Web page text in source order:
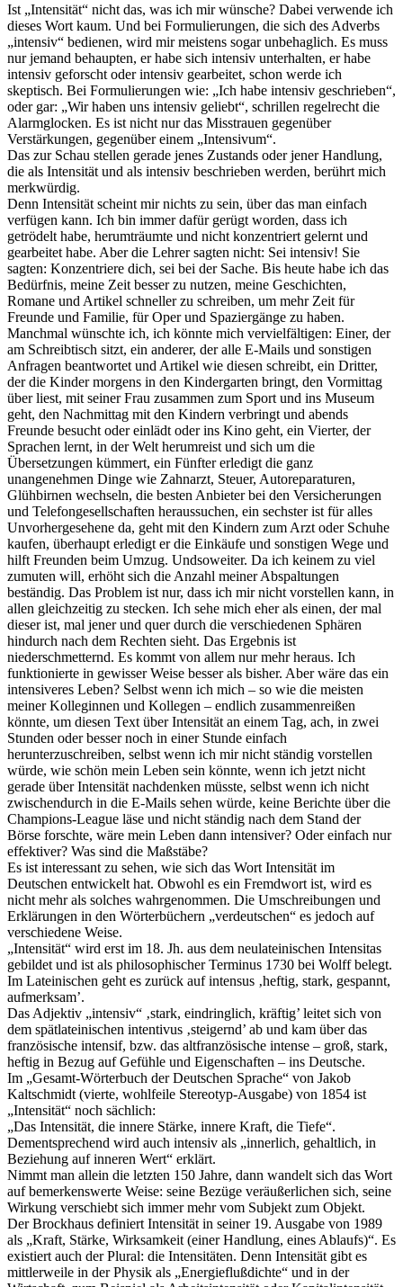
Ist „Intensität“ nicht das, was ich mir wünsche? Dabei verwende ich
dieses Wort kaum. Und bei Formulierungen, die sich des Adverbs
„intensiv“ bedienen, wird mir meistens sogar unbehaglich. Es muss
nur jemand behaupten, er habe sich intensiv unterhalten, er habe
intensiv geforscht oder intensiv gearbeitet, schon werde ich
skeptisch. Bei Formulierungen wie: „Ich habe intensiv geschrieben“,
oder gar: „Wir haben uns intensiv geliebt“, schrillen regelrecht die
Alarmglocken. Es ist nicht nur das Misstrauen gegenüber
Verstärkungen, gegenüber einem „Intensivum“.
Das zur Schau stellen gerade jenes Zustands oder jener Handlung,
die als Intensität und als intensiv beschrieben werden, berührt mich
merkwürdig.
Denn Intensität scheint mir nichts zu sein, über das man einfach
verfügen kann. Ich bin immer dafür gerügt worden, dass ich
getrödelt habe, herumträumte und nicht konzentriert gelernt und
gearbeitet habe. Aber die Lehrer sagten nicht: Sei intensiv! Sie
sagten: Konzentriere dich, sei bei der Sache. Bis heute habe ich das
Bedürfnis, meine Zeit besser zu nutzen, meine Geschichten,
Romane und Artikel schneller zu schreiben, um mehr Zeit für
Freunde und Familie, für Oper und Spaziergänge zu haben.
Manchmal wünschte ich, ich könnte mich vervielfältigen: Einer, der
am Schreibtisch sitzt, ein anderer, der alle E-Mails und sonstigen
Anfragen beantwortet und Artikel wie diesen schreibt, ein Dritter,
der die Kinder morgens in den Kindergarten bringt, den Vormittag
über liest, mit seiner Frau zusammen zum Sport und ins Museum
geht, den Nachmittag mit den Kindern verbringt und abends
Freunde besucht oder einlädt oder ins Kino geht, ein Vierter, der
Sprachen lernt, in der Welt herumreist und sich um die
Übersetzungen kümmert, ein Fünfter erledigt die ganz
unangenehmen Dinge wie Zahnarzt, Steuer, Autoreparaturen,
Glühbirnen wechseln, die besten Anbieter bei den Versicherungen
und Telefongesellschaften heraussuchen, ein sechster ist für alles
Unvorhergesehene da, geht mit den Kindern zum Arzt oder Schuhe
kaufen, überhaupt erledigt er die Einkäufe und sonstigen Wege und
hilft Freunden beim Umzug. Undsoweiter. Da ich keinem zu viel
zumuten will, erhöht sich die Anzahl meiner Abspaltungen
beständig. Das Problem ist nur, dass ich mir nicht vorstellen kann, in
allen gleichzeitig zu stecken. Ich sehe mich eher als einen, der mal
dieser ist, mal jener und quer durch die verschiedenen Sphären
hindurch nach dem Rechten sieht. Das Ergebnis ist
niederschmetternd. Es kommt von allem nur mehr heraus. Ich
funktionierte in gewisser Weise besser als bisher. Aber wäre das ein
intensiveres Leben? Selbst wenn ich mich – so wie die meisten
meiner Kolleginnen und Kollegen – endlich zusammenreißen
könnte, um diesen Text über Intensität an einem Tag, ach, in zwei
Stunden oder besser noch in einer Stunde einfach
herunterzuschreiben, selbst wenn ich mir nicht ständig vorstellen
würde, wie schön mein Leben sein könnte, wenn ich jetzt nicht
gerade über Intensität nachdenken müsste, selbst wenn ich nicht
zwischendurch in die E-Mails sehen würde, keine Berichte über die
Champions-League läse und nicht ständig nach dem Stand der
Börse forschte, wäre mein Leben dann intensiver? Oder einfach nur
effektiver? Was sind die Maßstäbe?
Es ist interessant zu sehen, wie sich das Wort Intensität im
Deutschen entwickelt hat. Obwohl es ein Fremdwort ist, wird es
nicht mehr als solches wahrgenommen. Die Umschreibungen und
Erklärungen in den Wörterbüchern „verdeutschen“ es jedoch auf
verschiedene Weise.
„Intensität“ wird erst im 18. Jh. aus dem neulateinischen Intensitas
gebildet und ist als philosophischer Terminus 1730 bei Wolff belegt.
Im Lateinischen geht es zurück auf intensus ‚heftig, stark, gespannt,
aufmerksam’.
Das Adjektiv „intensiv“ ‚stark, eindringlich, kräftig’ leitet sich von
dem spätlateinischen intentivus ‚steigernd’ ab und kam über das
französische intensif, bzw. das altfranzösische intense – groß, stark,
heftig in Bezug auf Gefühle und Eigenschaften – ins Deutsche.
Im „Gesamt-Wörterbuch der Deutschen Sprache“ von Jakob
Kaltschmidt (vierte, wohlfeile Stereotyp-Ausgabe) von 1854 ist
„Intensität“ noch sächlich:
„Das Intensität, die innere Stärke, innere Kraft, die Tiefe“.
Dementsprechend wird auch intensiv als „innerlich, gehaltlich, in
Beziehung auf inneren Wert“ erklärt.
Nimmt man allein die letzten 150 Jahre, dann wandelt sich das Wort
auf bemerkenswerte Weise: seine Bezüge veräußerlichen sich, seine
Wirkung verschiebt sich immer mehr vom Subjekt zum Objekt.
Der Brockhaus definiert Intensität in seiner 19. Ausgabe von 1989
als „Kraft, Stärke, Wirksamkeit (einer Handlung, eines Ablaufs)“. Es
existiert auch der Plural: die Intensitäten. Denn Intensität gibt es
mittlerweile in der Physik als „Energieflußdichte“ und in der